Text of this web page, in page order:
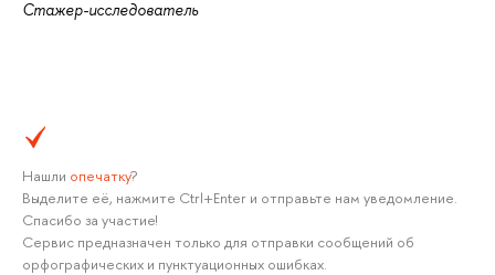
Стажер-исследователь
Нашли опечатку?
Выделите её, нажмите Ctrl+Enter и отправьте нам уведомление.
Спасибо за участие!
Сервис предназначен только для отправки сообщений об
орфографических и пунктуационных ошибках.